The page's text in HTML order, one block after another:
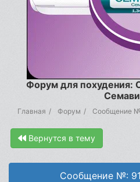
Форум для похудения:
Главная Форум Сообщение
Вернутся в тему
Сообщение №: